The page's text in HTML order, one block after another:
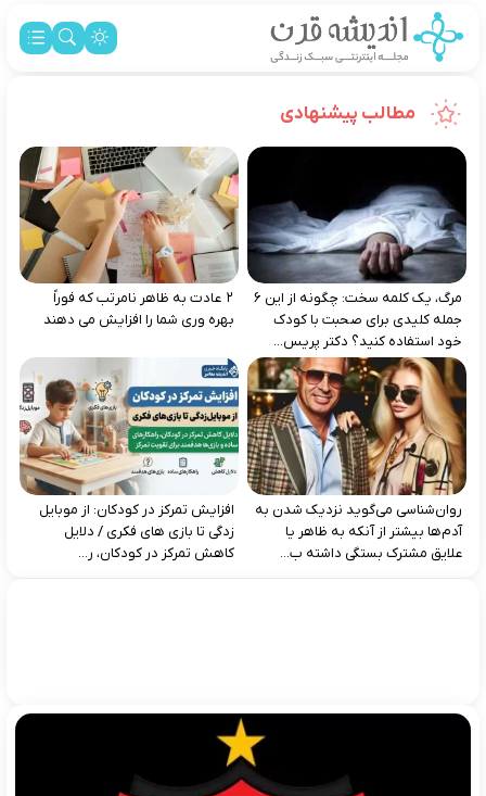
مطالب پیشنهادی
مرگ، یک کلمه سخت: چگونه از این ۶
جمله کلیدی برای صحبت با کودک
خود استفاده کنید؟ دکتر پریس...
۲ عادت به‌ ظاهر نامرتب که فوراً
بهره‌ وری شما را افزایش می‌ دهند
روان‌شناسی می‌گوید نزدیک شدن به
آدم‌ها بیشتر از آنکه به ظاهر یا
علایق مشترک بستگی داشته ب...
افزایش تمرکز در کودکان: از موبایل‌
زدگی تا بازی‌ های فکری / دلایل
کاهش تمرکز در کودکان، ر...